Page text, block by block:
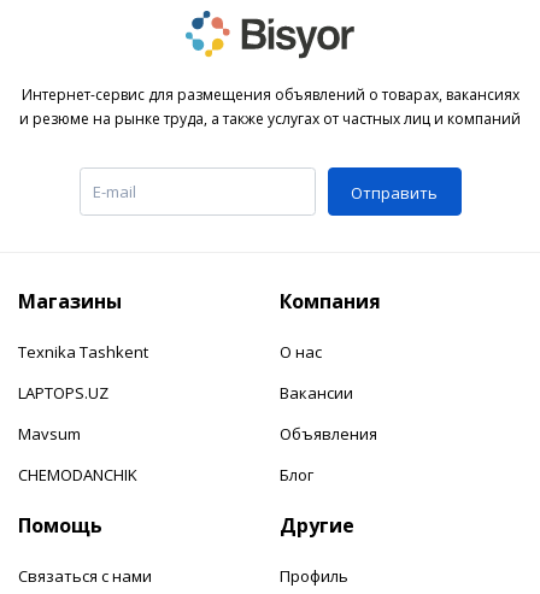
Интернет-сервис для размещения объявлений о товарах, вакансиях
и резюме на рынке труда, а также услугах от частных лиц и компаний
Отправить
Магазины
Texnika Tashkent
LAPTOPS.UZ
Mavsum
CHEMODANCHIK
Компания
О нас
Вакансии
Объявления
Блог
Помощь
Связаться с нами
Другие
Профиль